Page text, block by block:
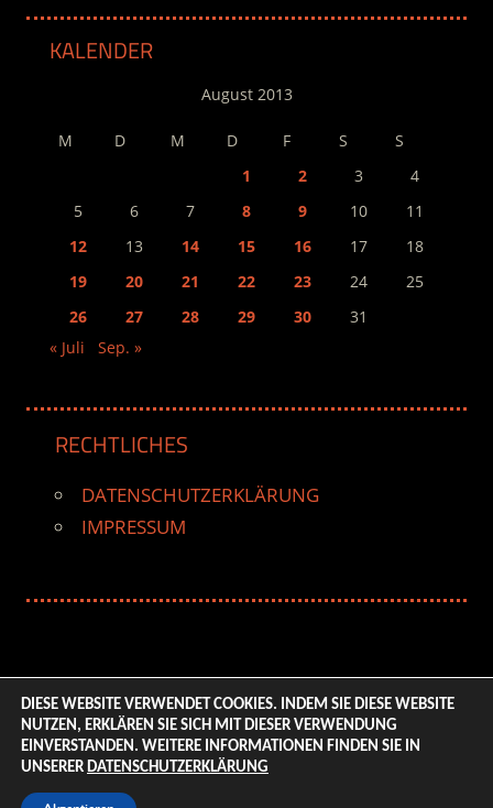
KALENDER
August 2013
M D M D F S
S
1
2 3
4
5
6 7 8 9 10
11
12
13 14 15 16 17
18
19
20 21 22 23 24
25
26
27 28 29 30
31
« Juli
Sep. »
RECHTLICHES
DATENSCHUTZERKLÄRUNG
IMPRESSUM
© 2026 ENTERTAINMENT BASE – Life & Style Magazine.
All Rights Reserved. | Based on
DIESE WEBSITE VERWENDET COOKIES. INDEM SIE DIESE WEBSITE
NUTZEN, ERKLÄREN SIE SICH MIT DIESER VERWENDUNG
EINVERSTANDEN. WEITERE INFORMATIONEN FINDEN SIE IN
UNSERER DATENSCHUTZERKLÄRUNG